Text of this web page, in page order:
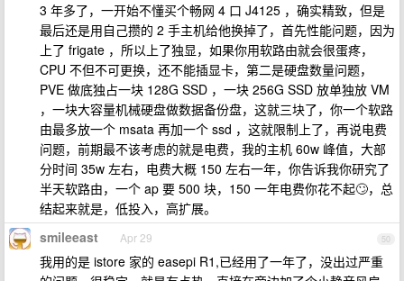
3 年多了，一开始不懂买个畅网 4 口 J4125 ，确实精致，但是
最后还是用自己攒的 2 手主机给他换掉了，首先性能问题，因为
上了 frigate ，所以上了独显，如果你用软路由就会很蛋疼，
CPU 不但不可更换，还不能插显卡，第二是硬盘数量问题，
PVE 做底独占一块 128G SSD ，一块 256G SSD 放单独放 VM
，一块大容量机械硬盘做数据备份盘，这就三块了，你一个软路
由最多放一个 msata 再加一个 ssd ，这就限制上了，再说电费
问题，前期最不该考虑的就是电费，我的主机 60w 峰值，大部
分时间 35w 左右，电费大概 150 左右一年，你告诉我你研究了
半天软路由，一个 ap 要 500 块，150 一年电费你花不起🙄，总
结起来就是，低投入，高扩展。
50
smileeast Apr 29
我用的是 istore 家的 easepi R1,已经用了一年了，没出过严重